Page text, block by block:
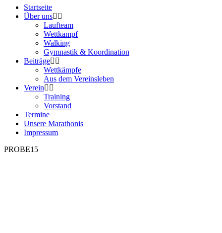
Startseite
Über uns
Laufteam
Wettkampf
Walking
Gymnastik & Koordination
Beiträge
Wettkämpfe
Aus dem Vereinsleben
Verein
Training
Vorstand
Termine
Unsere Marathonis
Impressum